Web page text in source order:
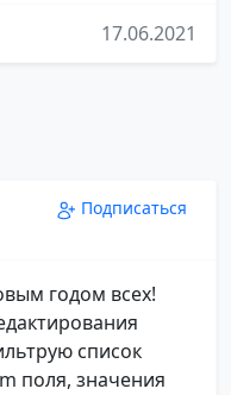
17.06.2021
Подписаться
годом всех!
список
поля, значения